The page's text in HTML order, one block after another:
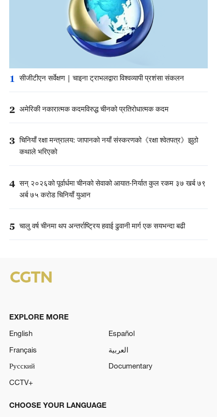
1 सीजीटीएन सर्वेक्षण | चाइना ट्राभलद्वारा विश्वव्यापी प्रशंसा संकलन
2 अमेरिकी नकारात्मक कदमविरुद्ध चीनको प्रतिरोधात्मक कदम
3 चिनियाँ रक्षा मन्त्रालय: जापानको नयाँ संस्करणको《रक्षा श्वेतपत्र》झुठो
कथाले भरिएको
4 सन् २०२६को पूर्वार्धमा चीनको सेवाको आयात-निर्यात कुल रकम ३७ खर्ब ७९
अर्ब ७५ करोड चिनियाँ युआन
5 चालु वर्ष चीनमा थप अन्तर्राष्ट्रिय हवाई ढुवानी मार्ग एक सयभन्दा बढी
EXPLORE MORE
English
Español
Français
العربية
Русский
Documentary
CCTV+
CHOOSE YOUR LANGUAGE